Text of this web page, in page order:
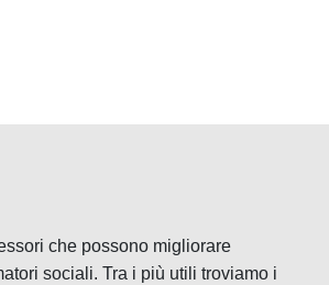
che possono migliorare
sociali. Tra i più utili troviamo i